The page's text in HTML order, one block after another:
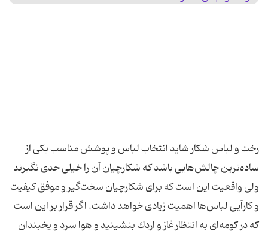
رخت و لباس شکار شاید انتخاب لباس و پوشش مناسب یكی از
ساده‌ترین چالش‌هایی باشد كه شكارچیان آن را خیلی جدی نگیرند
ولی واقعیت این است كه برای شكارچیان سخت‌گیر و موفق كیفیت
و كارآیی لباس‌ها اهمیت زیادی خواهد داشت. اگر قرار بر این است
كه در كومه‌ای به انتظار غاز و اردك بنشینید و هوا سرد و یخبندان